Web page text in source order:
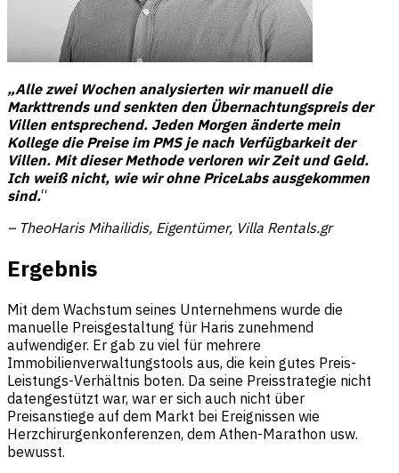
„Alle zwei Wochen analysierten wir manuell die
Markttrends und senkten den Übernachtungspreis der
Villen entsprechend. Jeden Morgen änderte mein
Kollege die Preise im PMS je nach Verfügbarkeit der
Villen. Mit dieser Methode verloren wir Zeit und Geld.
Ich weiß nicht, wie wir ohne PriceLabs ausgekommen
sind.“
– TheoHaris Mihailidis, Eigentümer, Villa Rentals.gr
Ergebnis
Mit dem Wachstum seines Unternehmens wurde die
manuelle Preisgestaltung für Haris zunehmend
aufwendiger. Er gab zu viel für mehrere
Immobilienverwaltungstools aus, die kein gutes Preis-
Leistungs-Verhältnis boten. Da seine Preisstrategie nicht
datengestützt war, war er sich auch nicht über
Preisanstiege auf dem Markt bei Ereignissen wie
Herzchirurgenkonferenzen, dem Athen-Marathon usw.
bewusst.